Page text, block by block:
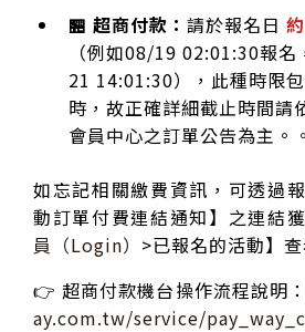
🏪 超商付款： 請於報名日
（例如08/19 02:01:30報
21 14:01:30），此種時限
時，故正確詳細截止時間請
會員中心之訂單公告為主。。
如忘記相關繳費資訊，可透過
動訂單付費連結通知】之連結
員（Login） >已報名的活動】
👉 超商付款機台操作流程說明：
ay.com.tw/service/